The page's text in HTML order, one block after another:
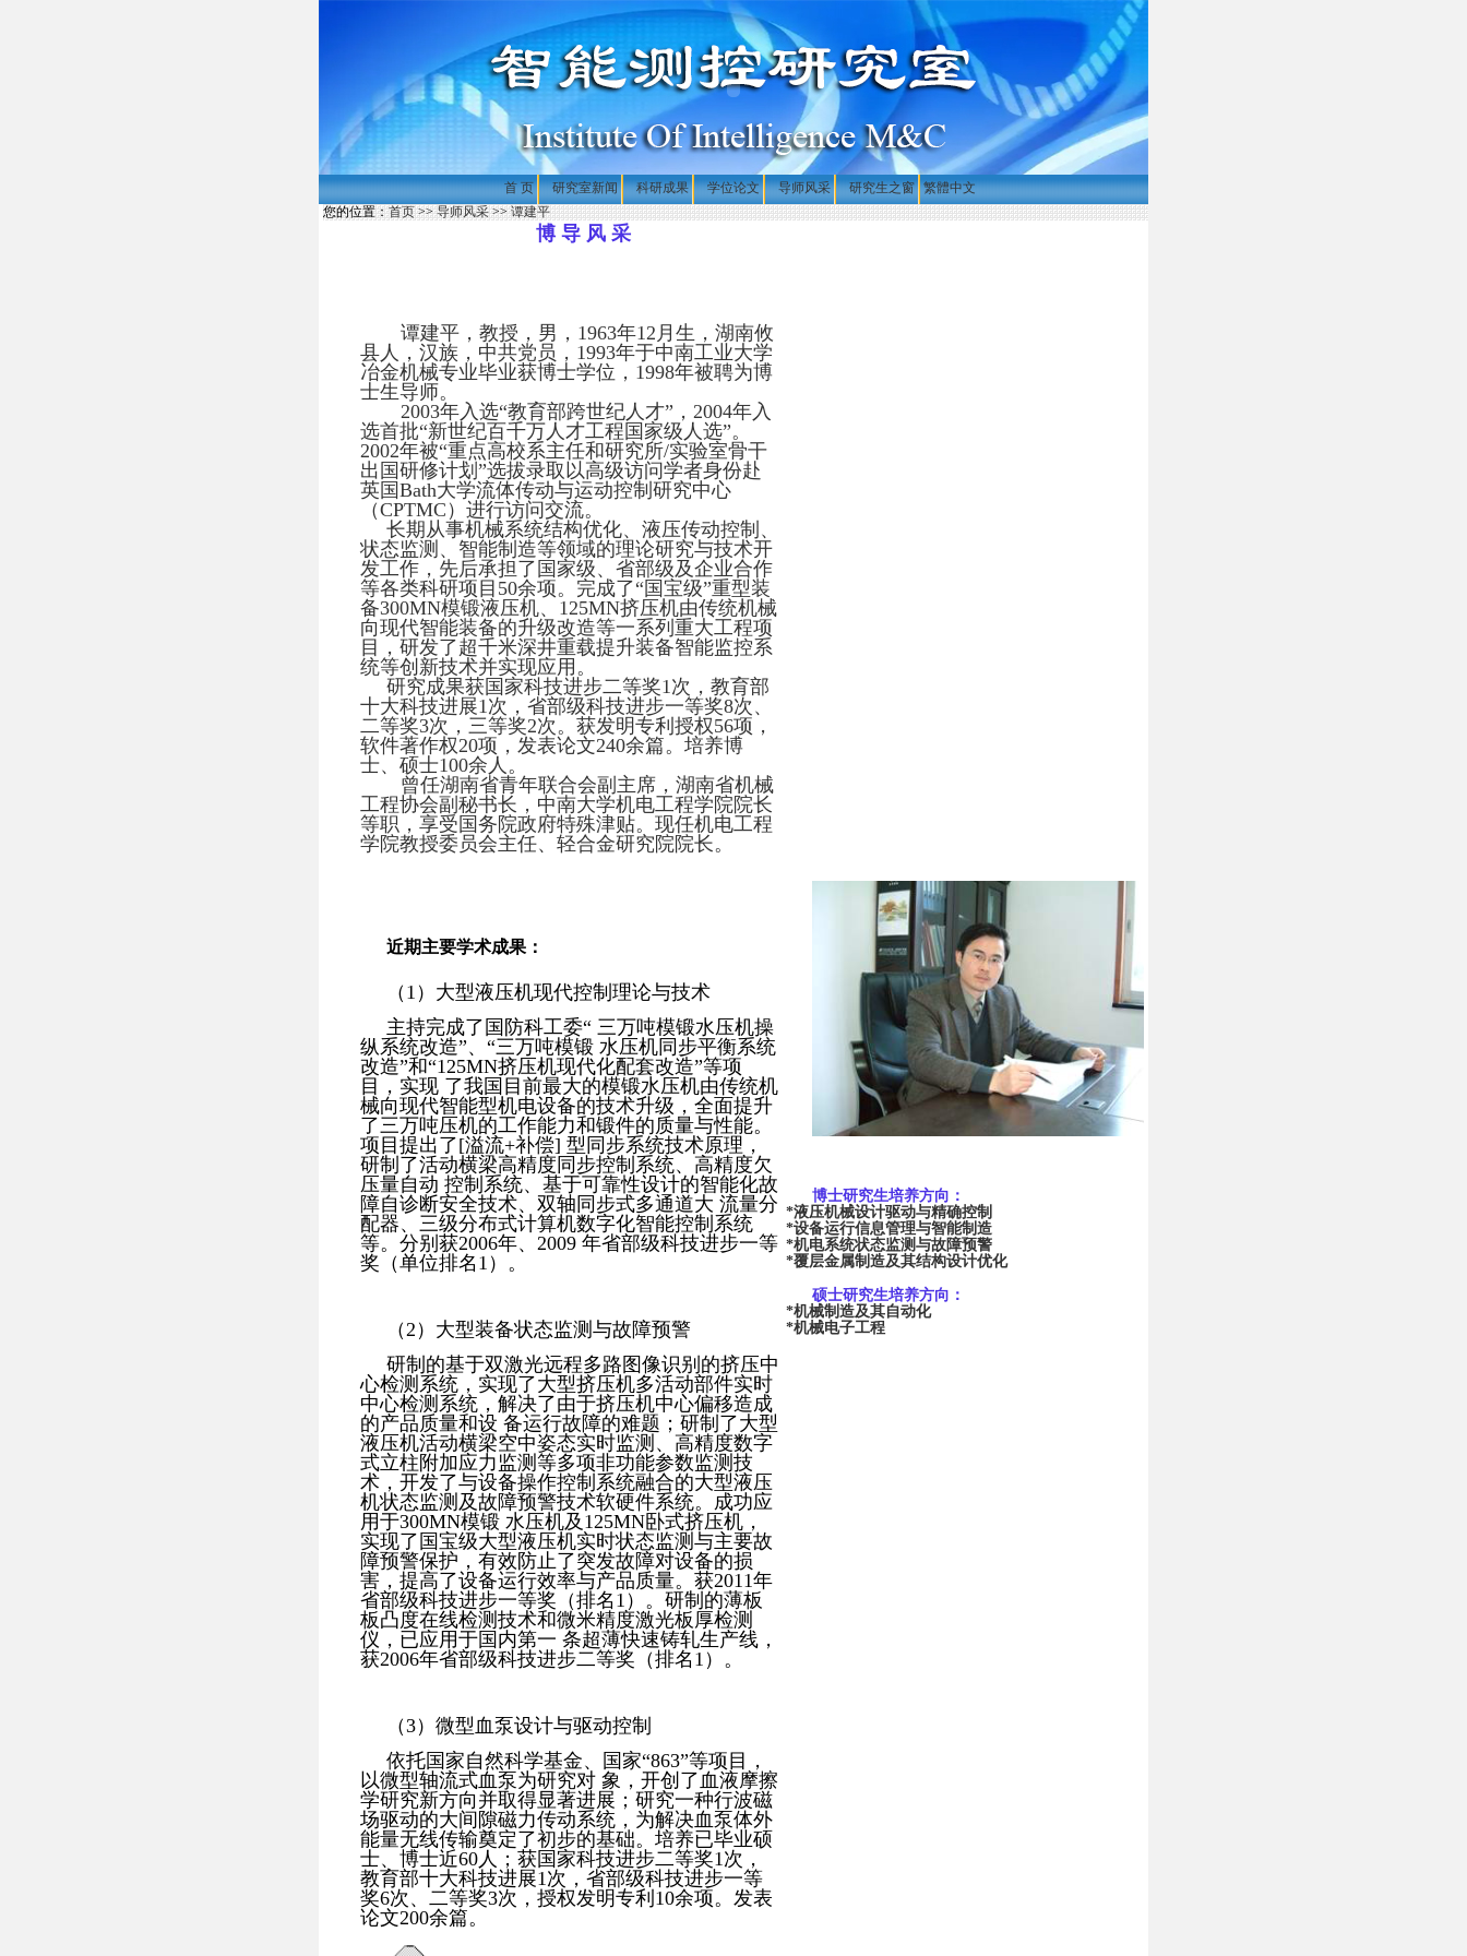
首 页 研究室新闻 科研成果 学位论文 导师风采 研究生之窗 繁體中文
您的位置：首页>>导师风采>>谭建平
博 导 风 采
谭建平，教授，男，1963年12月生，湖南攸
县人，汉族，中共党员，1993年于中南工业大学
冶金机械专业毕业获博士学位，1998年被聘为博
士生导师。
2003年入选“教育部跨世纪人才”，2004年入
选首批“新世纪百千万人才工程国家级人选”。
2002年被“重点高校系主任和研究所/实验室骨干
出国研修计划”选拔录取以高级访问学者身份赴
英国Bath大学流体传动与运动控制研究中心
（CPTMC）进行访问交流。
长期从事机械系统结构优化、液压传动控制、
状态监测、智能制造等领域的理论研究与技术开
发工作，先后承担了国家级、省部级及企业合作
等各类科研项目50余项。完成了“国宝级”重型装
备300MN模锻液压机、125MN挤压机由传统机械
向现代智能装备的升级改造等一系列重大工程项
目，研发了超千米深井重载提升装备智能监控系
统等创新技术并实现应用。
研究成果获国家科技进步二等奖1次，教育部
十大科技进展1次，省部级科技进步一等奖8次、
二等奖3次，三等奖2次。获发明专利 授权56项，
软件著作权20项，发表论文240余篇。培养博
士、硕士100余人。
曾任湖南省青年联合会副主席，湖南省机械
工程协会副秘书长，中南大学机电工程学院院长
等职，享受国务院政府特殊津贴。 现任机电工程
学院教授委员会主任、轻合金研究院院长。
近期主要学术成果：
（1）大型液压机现代控制理论与技术
主持完成了国防科工委“ 三万吨模锻水压机操
纵系统改造”、“三万吨模锻 水压机同步平衡系统
改造”和“125MN挤压机现代化配套改造”等项
目，实现 了我国目前最大的模锻水压机由传统机
械向现代智能型机电设备的技术升级，全面提升
了三万吨压机的工作能力和锻件的质量与性能。
项目提出了[溢流+补偿] 型同步系统技术原理，
研制了活动横梁高精度同步控制系统、高精度欠
压量自动 控制系统、基于可靠性设计的智能化故
障自诊断安全技术、双轴同步式多通道大 流量分
配器、三级分布式计算机数字化智能控制系统
等。分别获2006年、2009 年省部级科技进步一等
奖（单位排名1）。
（2）大型装备状态监测与故障预警
研制的基于双激光远程多路图像识别的挤压中
心检测系统，实现了大型挤压机多活动部件实时
中心检测系统，解决了由于挤压机中心偏移造成
的产品质量和设 备运行故障的难题；研制了大型
液压机活动横梁空中姿态实时监测、高精度数字
式立柱附加应力监测等多项非功能参数监测技
术，开发了与设备操作控制系统融合的大型液压
机状态监测及故障预警技术软硬件系统。成功应
用于300MN模锻 水压机及125MN卧式挤压机，
实现了国宝级大型液压机实时状态监测与主要故
障预警保护，有效防止了突发故障对设备的损
害，提高了设备运行效率与产品质量。获2011年
省部级科技进步一等奖（排名1） 。 研制的薄板
板凸度在线检测技术和微米精度激光板厚检测
仪，已应用于国内第一 条超薄快速铸轧生产线，
获2006年省部级科技进步二等奖（排名1）。
（3）微型血泵设计与驱动控制
依托国家自然科学基金、国家“863”等项目，
以微型轴流式血泵为研究对 象，开创了血液摩擦
学研究新方向并取得显著进展；研究一种行波磁
场驱动的大间隙磁力传动系统，为解决血泵体外
能量无线传输奠定了初步的基础。 培养已毕业硕
士、博士近60人；获国家科技进步二等奖1次，
教育部十大科技进展1次，省部级科技进步一等
奖6次、二等奖3次，授权发明专利10余项。发表
论文200余篇。
博士研究生培养方向：
*液压机械设计驱动与精确控制
*设备运行信息管理与智能制造
*机电系统状态监测与故障预警
*覆层金属制造及其结构设计优化
硕士研究生培养方向：
*机械制造及其自动化
*机械电子工程